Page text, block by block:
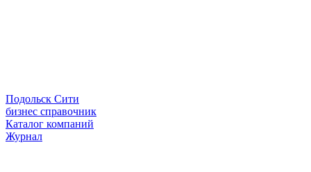
Подольск Сити
бизнес справочник
Каталог компаний
Журнал